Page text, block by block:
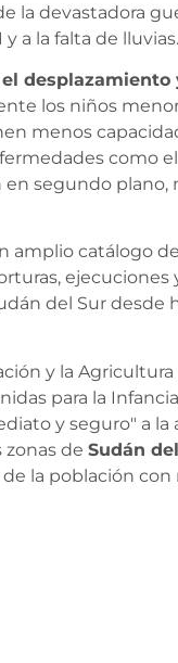
la devastadora
a la falta de lluvias.
los niños
menos
como
segundo plano,
amplio catálogo
del Sur desde
y la
para la
y seguro" a
de Sudán
la población